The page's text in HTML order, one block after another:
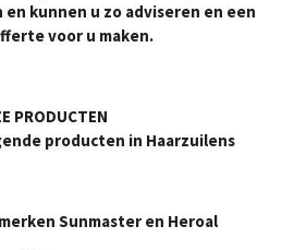
kunnen u zo adviseren en een
voor u maken.
PRODUCTEN
producten in Haarzuilens
Sunmaster en Heroal